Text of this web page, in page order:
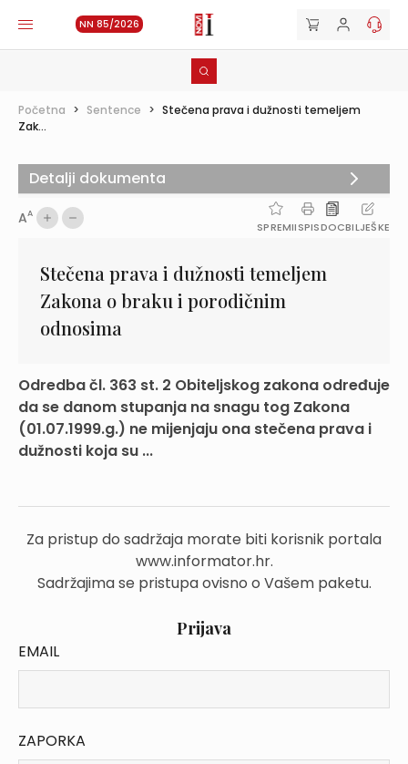
NN 85/2026
Početna > Sentence > Stečena prava i dužnosti temeljem
Zak...
AA
SPREMIISPISDOCBILJEŠKE
Stečena prava i dužnosti temeljem
Zakona o braku i porodičnim
odnosima
Odredba čl. 363 st. 2 Obiteljskog zakona određuje
da se danom stupanja na snagu tog Zakona
(01.07.1999.g.) ne mijenjaju ona stečena prava i
dužnosti koja su ...
Za pristup do sadržaja morate biti korisnik portala
www.informator.hr.
Sadržajima se pristupa ovisno o Vašem paketu.
Prijava
EMAIL
ZAPORKA
Detalji dokumenta